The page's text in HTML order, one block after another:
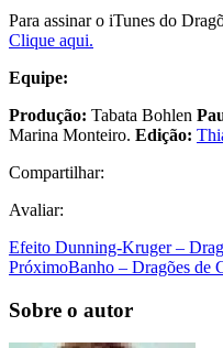
Para assinar o iTunes do
Clique aqui.
Equipe:
Produção: Tabata Bohlen
Marina Monteiro. Edição:
Compartilhar:
Avaliar:
Efeito Dunning-Kruger –
PróximoBanho – Dragões de
Sobre o autor